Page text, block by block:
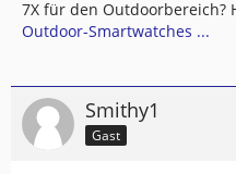
7X für den Outdoorbereich?
Outdoor-Smartwatches ...
Smithy1
Gast